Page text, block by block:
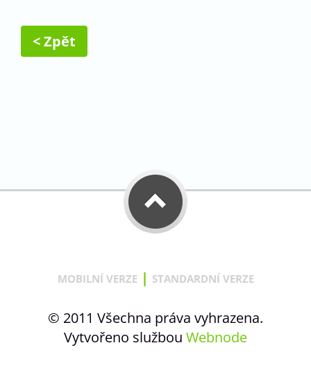
< Zpět
MOBILNÍ VERZE | STANDARDNÍ VERZE
© 2011 Všechna práva vyhrazena.
Vytvořeno službou Webnode